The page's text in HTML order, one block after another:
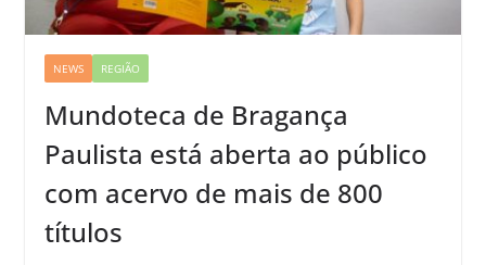
NEWS REGIÃO
Mundoteca de Bragança
Paulista está aberta ao público
com acervo de mais de 800
títulos